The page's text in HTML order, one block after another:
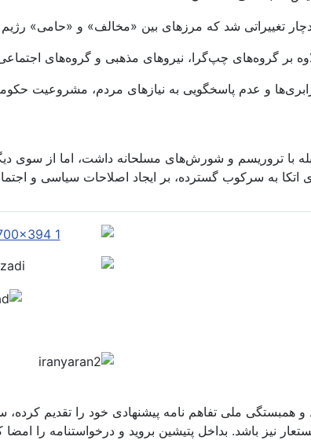
دچار تغییراتی شد که مرزهای بین «مخالف» و «حامی»
بر گروه‌های چپ‌گرا، نیروهای مذهبی و گروه‌های
و عدم پاسخگویی به نیازهای مردم، مشروعیت
با تروریسم و شورش‌های مسلحانه داشت، اما از سوی
اتکا به سرکوب گسترده، بر ایجاد اصلاحات سیاسی و
و همبستگی ملی تفاهم نامه پیشنهادی خود را تقدیم